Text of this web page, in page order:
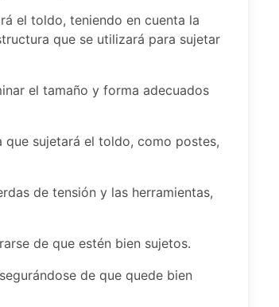
el toldo, teniendo en cuenta la
que se utilizará para sujetar
el tamaño y forma adecuados
que sujetará el toldo, como postes,
de tensión y las herramientas,
de que estén bien sujetos.
de que quede bien